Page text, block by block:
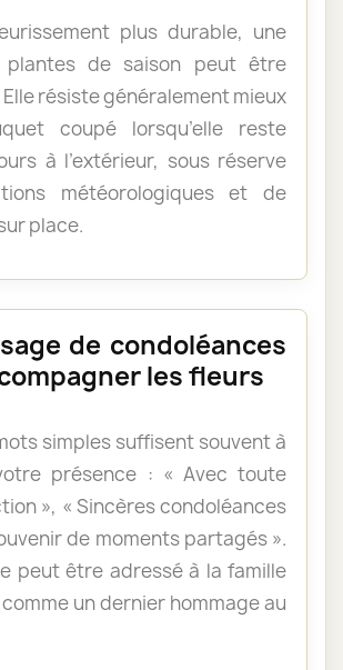
plus durable, une
de saison peut être
résiste généralement mieux
coupé lorsqu’elle reste
à l’extérieur, sous réserve
météorologiques et de
place.
de condoléances
les fleurs
simples suffisent souvent à
présence : « Avec toute
», « Sincères condoléances
de moments partagés ».
peut être adressé à la famille
un dernier hommage au